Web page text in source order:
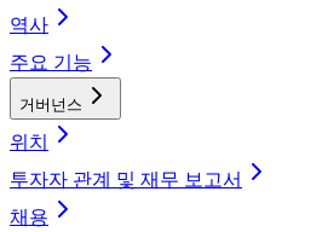
역사
주요 기능
거버넌스
위치
투자자 관계 및 재무 보고서
채용